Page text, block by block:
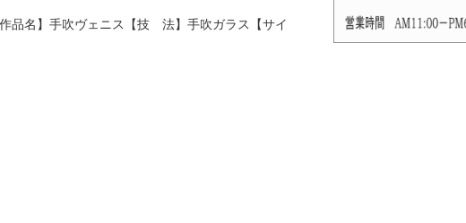
品名】手吹ヴェニス【技 法】手吹ガラス【サイ